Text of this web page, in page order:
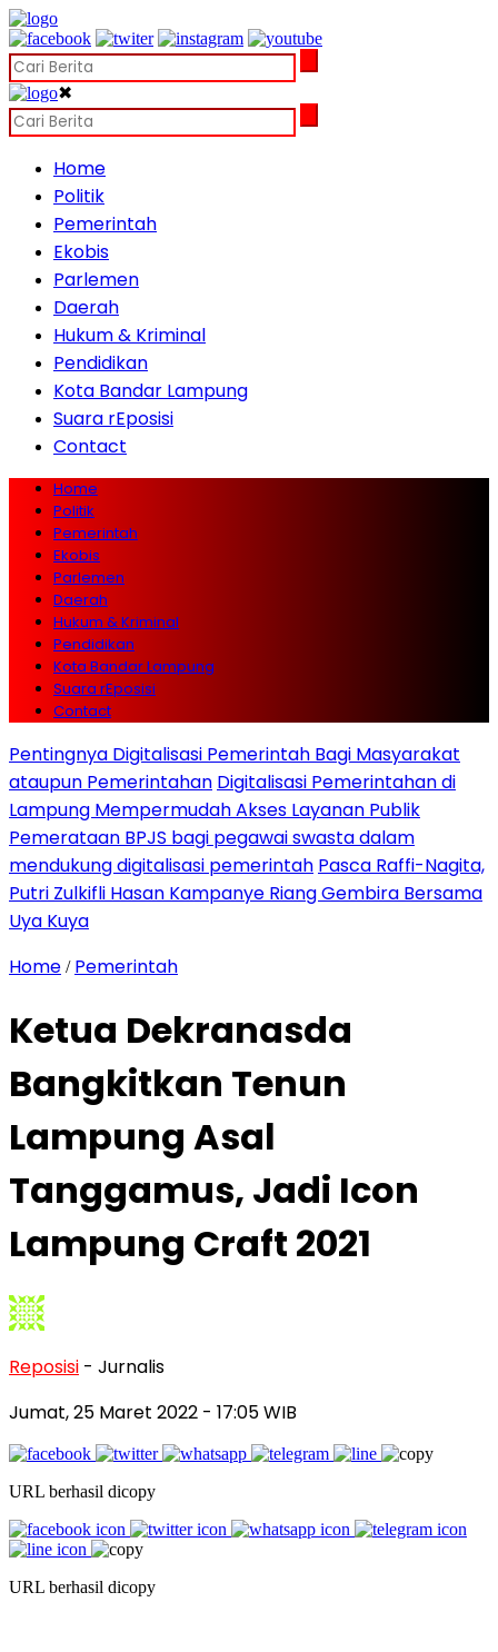
✖
Home
Politik
Pemerintah
Ekobis
Parlemen
Daerah
Hukum & Kriminal
Pendidikan
Kota Bandar Lampung
Suara rEposisi
Contact
Home
Politik
Pemerintah
Ekobis
Parlemen
Daerah
Hukum & Kriminal
Pendidikan
Kota Bandar Lampung
Suara rEposisi
Contact
Pentingnya Digitalisasi Pemerintah Bagi Masyarakat
ataupun Pemerintahan Digitalisasi Pemerintahan di
Lampung Mempermudah Akses Layanan Publik
Pemerataan BPJS bagi pegawai swasta dalam
mendukung digitalisasi pemerintah Pasca Raffi-Nagita,
Putri Zulkifli Hasan Kampanye Riang Gembira Bersama
Uya Kuya
Home / Pemerintah
Ketua Dekranasda
Bangkitkan Tenun
Lampung Asal
Tanggamus, Jadi Icon
Lampung Craft 2021
Reposisi - Jurnalis
Jumat, 25 Maret 2022 - 17:05 WIB
URL berhasil dicopy
URL berhasil dicopy